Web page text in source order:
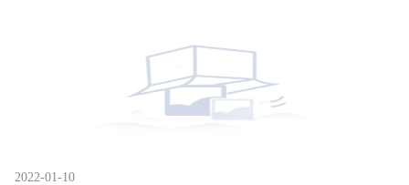
2022-01-10